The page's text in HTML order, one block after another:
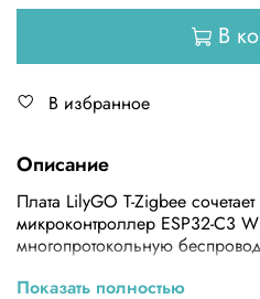
В
В избранное
Описание
Плата LilyGO T-Zigbee
микроконтроллер ESP32-C3
многопротокольную
совместимую с
Zigbee, RF4CE, Thread,
Показать полностью